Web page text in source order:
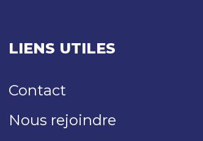
LIENS UTILES
Contact
Nous rejoindre